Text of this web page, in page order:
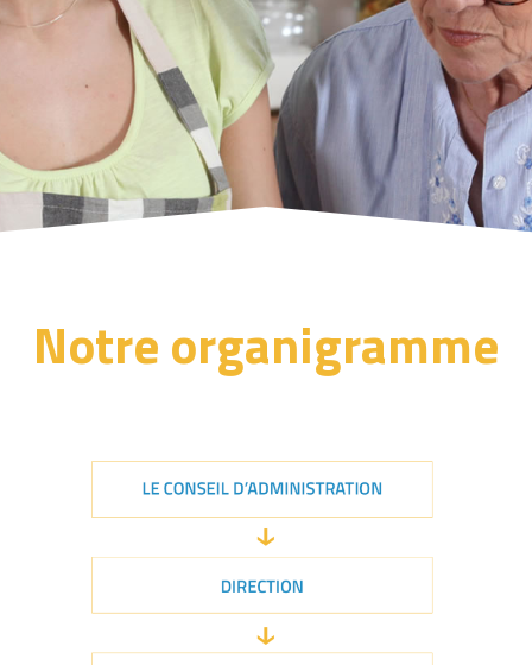
AID 81 Aide et Intervention à Domicile
Nos équipes d’intervention
Notre organigramme